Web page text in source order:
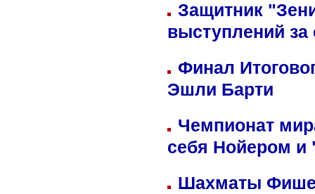
Защитник
выступлений
Финал
Эшли Барти
Чемпионат
себя Нойером и
Шахматы